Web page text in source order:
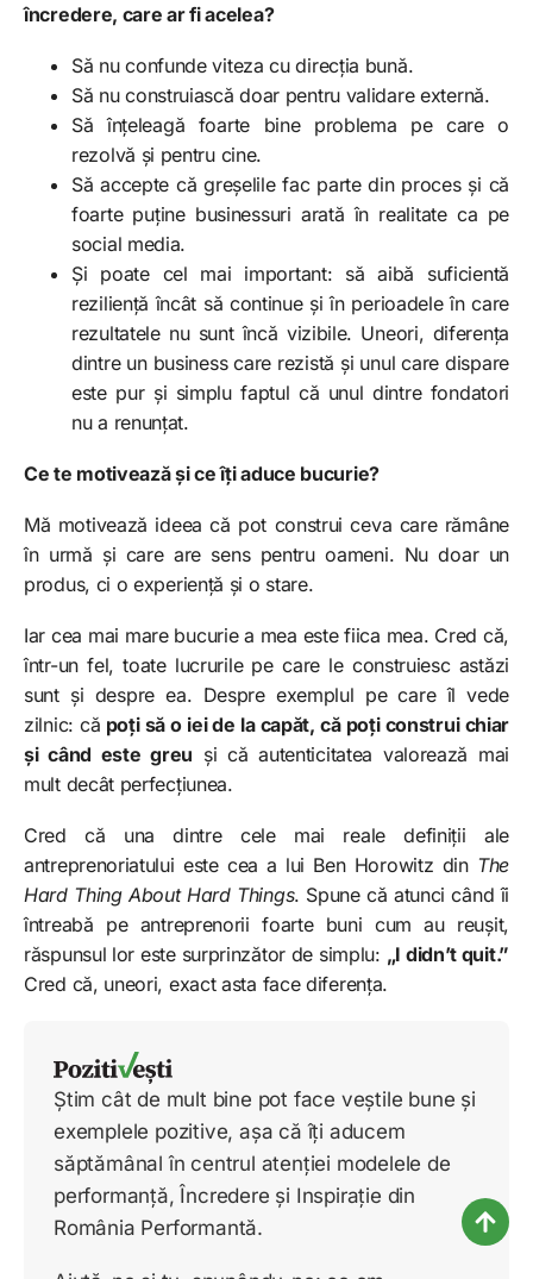
încredere, care ar fi acelea?
Să nu confunde viteza cu direcția bună.
Să nu construiască doar pentru validare externă.
Să înțeleagă foarte bine problema pe care o
rezolvă și pentru cine.
Să accepte că greșelile fac parte din proces și că
foarte puține businessuri arată în realitate ca pe
social media.
Și poate cel mai important: să aibă suficientă
reziliență încât să continue și în perioadele în care
rezultatele nu sunt încă vizibile. Uneori, diferența
dintre un business care rezistă și unul care dispare
este pur și simplu faptul că unul dintre fondatori
nu a renunțat.
Ce te motivează și ce îți aduce bucurie?
Mă motivează ideea că pot construi ceva care rămâne
în urmă și care are sens pentru oameni. Nu doar un
produs, ci o experiență și o stare.
Iar cea mai mare bucurie a mea este fiica mea. Cred că,
într-un fel, toate lucrurile pe care le construiesc astăzi
sunt și despre ea. Despre exemplul pe care îl vede
zilnic: că poți să o iei de la capăt, că poți construi chiar
și când este greu și că autenticitatea valorează mai
mult decât perfecțiunea.
Cred că una dintre cele mai reale definiții ale
antreprenoriatului este cea a lui Ben Horowitz din The
Hard Thing About Hard Things. Spune că atunci când îi
întreabă pe antreprenorii foarte buni cum au reușit,
răspunsul lor este surprinzător de simplu: „I didn’t quit.”
Cred că, uneori, exact asta face diferența.
Știm cât de mult bine pot face veștile bune și
exemplele pozitive, așa că îți aducem
săptămânal în centrul atenției modelele de
performanță, Încredere și Inspirație din
România Performantă.